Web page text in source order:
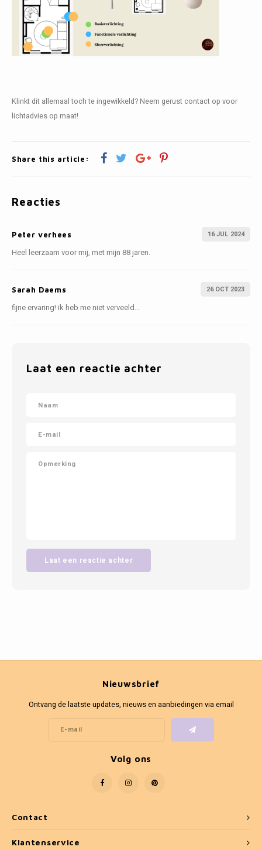
Klinkt dit allemaal toch te ingewikkeld? Neem gerust contact op voor
lichtadvies op maat!
Share this article:
Reacties
Peter verhees 16 JUL 2024
Heel leerzaam voor mij, met mijn 88 jaren.
Sarah Daems 26 OCT 2023
fijne ervaring! ik heb me niet verveeld...
Laat een reactie achter
Laat een reactie achter
Contact
Nieuwsbrief
Ontvang de laatste updates, nieuws en aanbiedingen via email
Volg ons
Klantenservice